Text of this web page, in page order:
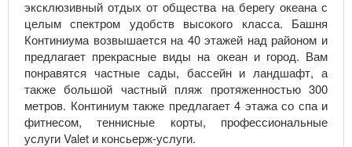
эксклюзивный отдых от общества на берегу океана с
целым спектром удобств высокого класса. Башня
Континиума возвышается на 40 этажей над районом и
предлагает прекрасные виды на океан и город. Вам
понравятся частные сады, бассейн и ландшафт, а
также большой частный пляж протяженностью 300
метров. Континиум также предлагает 4 этажа со спа и
фитнесом, теннисные корты, профессиональные
услуги Valet и консьерж-услуги.